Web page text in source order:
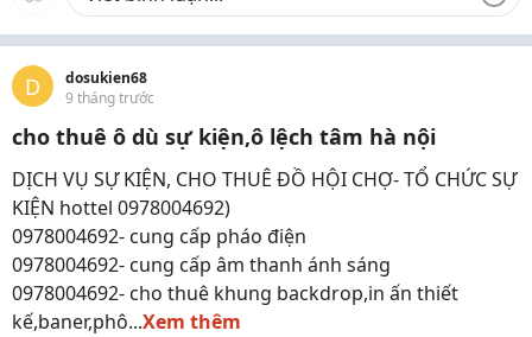
D
dosukien68
9 tháng trước
cho thuê ô dù sự kiện,ô lệch tâm hà nội
DỊCH VỤ SỰ KIỆN, CHO THUÊ ĐỒ HỘI CHỢ- TỔ CHỨC SỰ
KIỆN hottel 0978004692)
0978004692- cung cấp pháo điện
0978004692- cung cấp âm thanh ánh sáng
0978004692- cho thuê khung backdrop,in ấn thiết
kế,baner,phô...Xem thêm